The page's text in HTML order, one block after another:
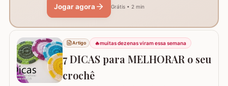
Jogar agora Grátis • 2 min
Artigo 🔥muitas dezenas viram essa semana
7 DICAS para MELHORAR o seu
crochê